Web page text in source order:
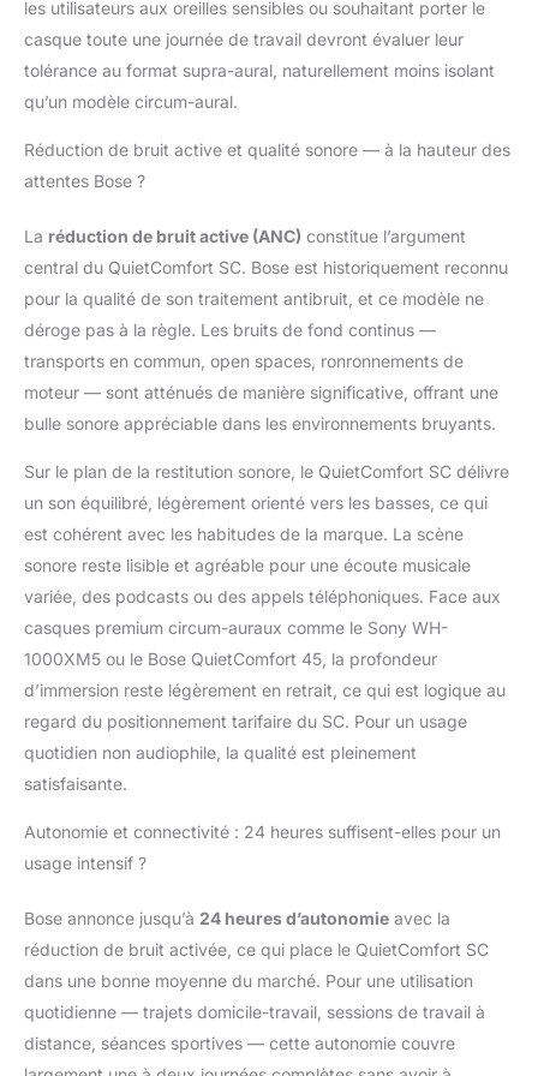
perception complète de
votre environnement
pour un contrôle du
son homogène UN
L’ÉGALISEUR : donnez
préférés avec ce
casque au son
immersif haute fidélité
doté d’une égalisation
réglable vous
permettant de contrôler
les basses, les
médiums et les aigus
POUR TOUTE LA
du casque sans fil
Bose QuietComfort
s’étend jusqu’à 24
heures, auxquelles
s’ajoutent 2 h 30
supplémentaires avec
une charge rapide de
15 minutes CÂBLE
POUR LE
MICROPHONE INCLUS
: branchez le câble
votre casque Bose à
connexion Bluetooth,
ou lorsque la batterie
est déchargée UNE
CONTINUE À VOS
APPAREILS : grâce à la
fonctionnalité du
les utilisateurs aux oreilles sensibles ou souhaitant porter le
casque toute une journée de travail devront évaluer leur
tolérance au format supra-aural, naturellement moins isolant
qu’un modèle circum-aural.
Réduction de bruit active et qualité sonore — à la hauteur des
attentes Bose ?
La réduction de bruit active (ANC) constitue l’argument
central du QuietComfort SC. Bose est historiquement reconnu
pour la qualité de son traitement antibruit, et ce modèle ne
déroge pas à la règle. Les bruits de fond continus —
transports en commun, open spaces, ronronnements de
moteur — sont atténués de manière significative, offrant une
bulle sonore appréciable dans les environnements bruyants.
Sur le plan de la restitution sonore, le QuietComfort SC délivre
un son équilibré, légèrement orienté vers les basses, ce qui
est cohérent avec les habitudes de la marque. La scène
sonore reste lisible et agréable pour une écoute musicale
variée, des podcasts ou des appels téléphoniques. Face aux
casques premium circum-auraux comme le Sony WH-
1000XM5 ou le Bose QuietComfort 45, la profondeur
d’immersion reste légèrement en retrait, ce qui est logique au
regard du positionnement tarifaire du SC. Pour un usage
quotidien non audiophile, la qualité est pleinement
satisfaisante.
Autonomie et connectivité : 24 heures suffisent-elles pour un
usage intensif ?
Bose annonce jusqu’à 24 heures d’autonomie avec la
réduction de bruit activée, ce qui place le QuietComfort SC
dans une bonne moyenne du marché. Pour une utilisation
quotidienne — trajets domicile-travail, sessions de travail à
distance, séances sportives — cette autonomie couvre